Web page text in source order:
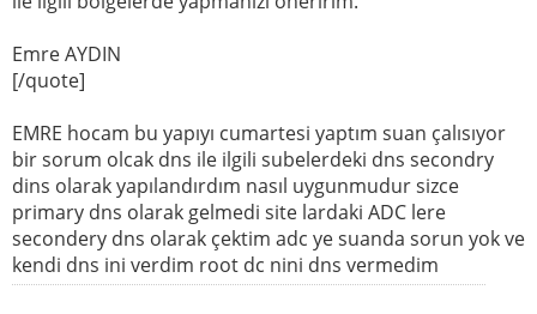
Emre AYDIN
[/quote]
EMRE hocam bu yapıyı cumartesi yaptım suan çalısıyor
bir sorum olcak dns ile ilgili subelerdeki dns secondry
dins olarak yapılandırdım nasıl uygunmudur sizce
primary dns olarak gelmedi site lardaki ADC lere
secondery dns olarak çektim adc ye suanda sorun yok ve
kendi dns ini verdim root dc nini dns vermedim